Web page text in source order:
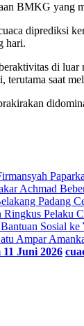
BMKG yang
diprediksi
hari.
di luar
terutama saat
Achmad
Padang
Pelaku
Sosial
Ampar
Juni 2026